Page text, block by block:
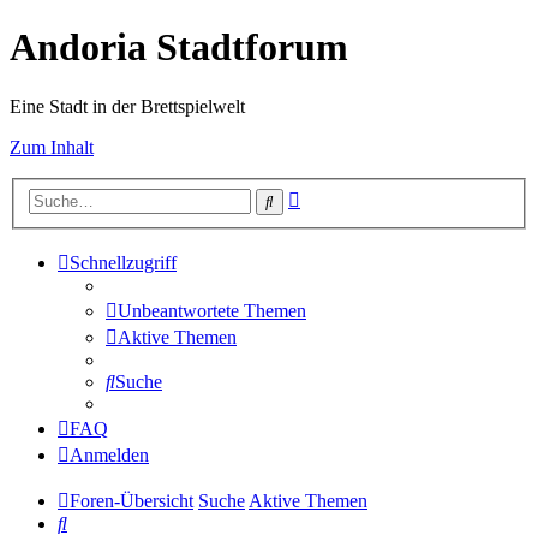
Andoria Stadtforum
Eine Stadt in der Brettspielwelt
Zum Inhalt
Suche
Schnellzugriff
Unbeantwortete Themen
Aktive Themen
Suche
FAQ
Anmelden
Foren-Übersicht SucheAktive Themen
Suche